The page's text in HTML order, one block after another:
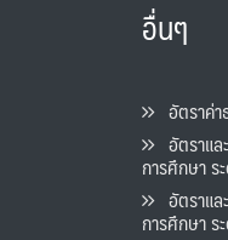
อื่นๆ
อัตราค่าธ
อัตราและ
การศึกษา
อัตราและ
การศึกษา